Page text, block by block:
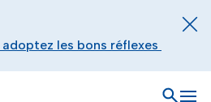
adoptez les bons réflexes
à l'accueil